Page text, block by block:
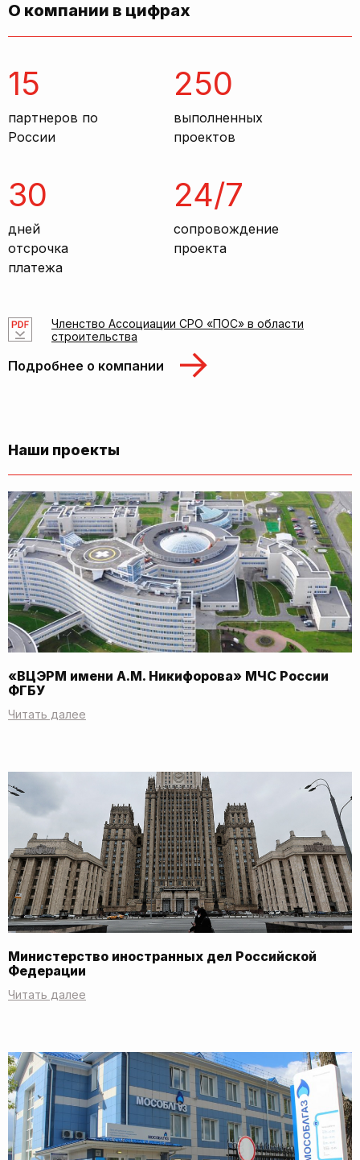
О компании в цифрах
15
партнеров по
России
250
выполненных
проектов
30
дней
отсрочка
платежа
24/7
сопровождение
проекта
Членство Ассоциации СРО «ПОС» в области
строительства
Подробнее о компании
Наши проекты
«ВЦЭРМ имени А.М. Никифорова» МЧС России
ФГБУ
Читать далее
Министерство иностранных дел Российской
Федерации
Читать далее